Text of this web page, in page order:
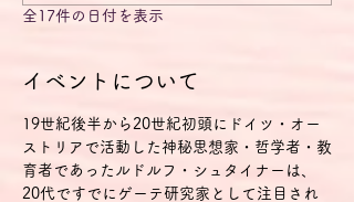
全17件の日付を表示
イベントについて
19世紀後半から20世紀初頭にドイツ・オー
ストリアで活動した神秘思想家・哲学者・教
育者であったルドルフ・シュタイナーは、
20代ですでにゲーテ研究家として注目され